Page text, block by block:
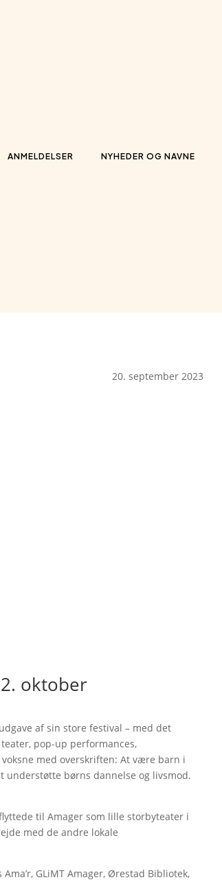
ANMELDELSER NYHEDER OG NAVNE
20. september 2023
oktober
af sin store festival – med det
pop-up performances,
med overskriften: At være barn i
børns dannelse og livsmod.
til Amager som lille storbyteater i
med de andre lokale
GLiMT Amager, Ørestad Bibliotek,